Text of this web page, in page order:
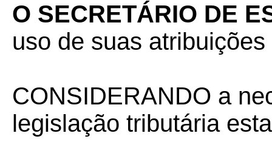
O SECRETÁRIO DE
uso de suas
CONSIDERANDO a
legislação tributária